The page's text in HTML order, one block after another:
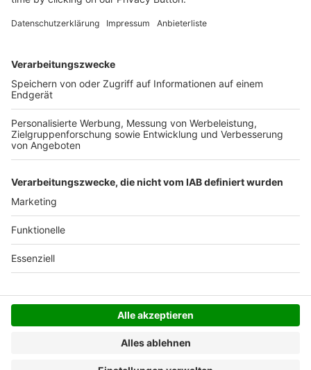
Bestelleingang (innerhalb Deutschlands).
Versandkosten.
Der Bestellprozess ist mit Hilfe eines SSL-
SERVICE HOTLINE
SHOP SERVICE